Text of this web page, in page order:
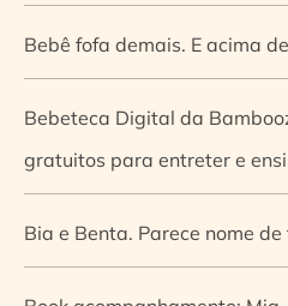
Bebê fofa demais. E acima
Bebeteca Digital da
gratuitos para entreter e
Bia e Benta. Parece nome de